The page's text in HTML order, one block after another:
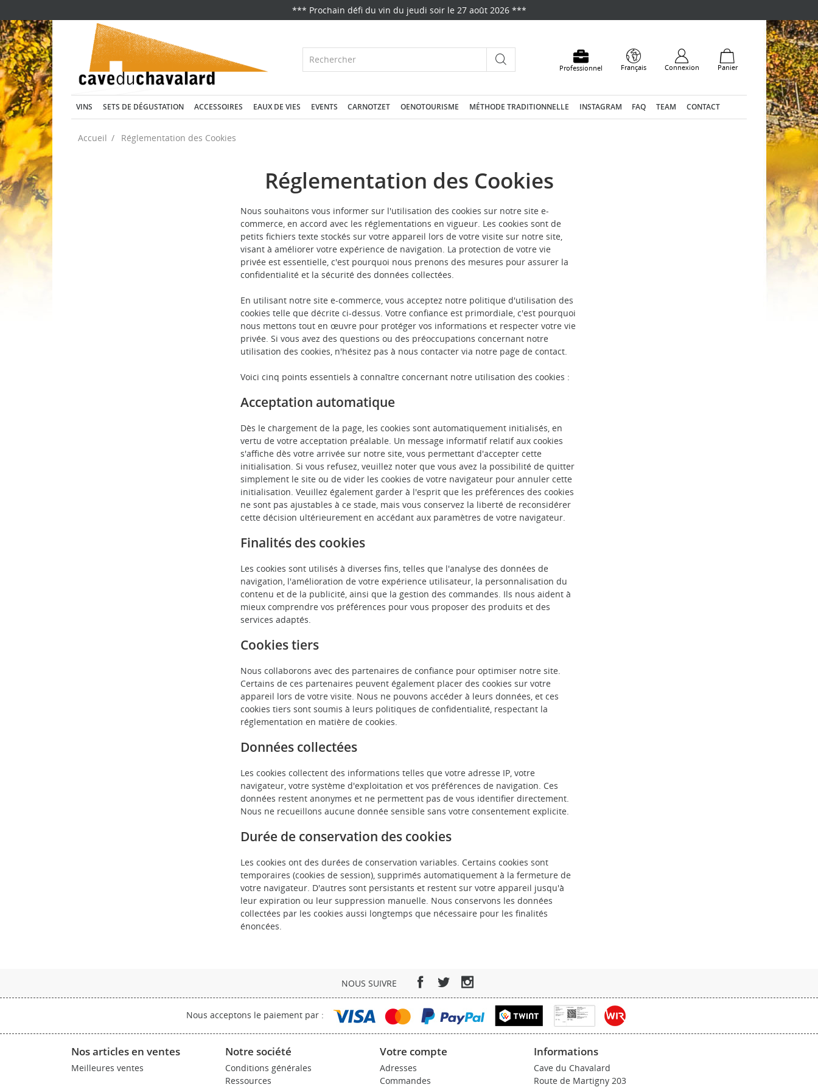
*** Prochain défi du vin du jeudi soir le 27 août 2026 ***
Rechercher
Panier
Connexion
Français
Professionnel
VINS SETS DE DÉGUSTATION ACCESSOIRES EAUX DE VIES EVENTS CARNOTZET OENOTOURISME MÉTHODE TRADITIONNELLE INSTAGRAM FAQ TEAM CONTACT
Accueil Réglementation des Cookies
Réglementation des Cookies
Nous souhaitons vous informer sur l'utilisation des cookies sur notre site e-
commerce, en accord avec les réglementations en vigueur. Les cookies sont de
petits fichiers texte stockés sur votre appareil lors de votre visite sur notre site,
visant à améliorer votre expérience de navigation. La protection de votre vie
privée est essentielle, c'est pourquoi nous prenons des mesures pour assurer la
confidentialité et la sécurité des données collectées.
En utilisant notre site e-commerce, vous acceptez notre politique d'utilisation des
cookies telle que décrite ci-dessus. Votre confiance est primordiale, c'est pourquoi
nous mettons tout en œuvre pour protéger vos informations et respecter votre vie
privée. Si vous avez des questions ou des préoccupations concernant notre
utilisation des cookies, n'hésitez pas à nous contacter via notre page de contact.
Voici cinq points essentiels à connaître concernant notre utilisation des cookies :
Acceptation automatique
Dès le chargement de la page, les cookies sont automatiquement initialisés, en
vertu de votre acceptation préalable. Un message informatif relatif aux cookies
s'affiche dès votre arrivée sur notre site, vous permettant d'accepter cette
initialisation. Si vous refusez, veuillez noter que vous avez la possibilité de quitter
simplement le site ou de vider les cookies de votre navigateur pour annuler cette
initialisation. Veuillez également garder à l'esprit que les préférences des cookies
ne sont pas ajustables à ce stade, mais vous conservez la liberté de reconsidérer
cette décision ultérieurement en accédant aux paramètres de votre navigateur.
Finalités des cookies
Les cookies sont utilisés à diverses fins, telles que l'analyse des données de
navigation, l'amélioration de votre expérience utilisateur, la personnalisation du
contenu et de la publicité, ainsi que la gestion des commandes. Ils nous aident à
mieux comprendre vos préférences pour vous proposer des produits et des
services adaptés.
Cookies tiers
Nous collaborons avec des partenaires de confiance pour optimiser notre site.
Certains de ces partenaires peuvent également placer des cookies sur votre
appareil lors de votre visite. Nous ne pouvons accéder à leurs données, et ces
cookies tiers sont soumis à leurs politiques de confidentialité, respectant la
réglementation en matière de cookies.
Données collectées
Les cookies collectent des informations telles que votre adresse IP, votre
navigateur, votre système d'exploitation et vos préférences de navigation. Ces
données restent anonymes et ne permettent pas de vous identifier directement.
Nous ne recueillons aucune donnée sensible sans votre consentement explicite.
Durée de conservation des cookies
Les cookies ont des durées de conservation variables. Certains cookies sont
temporaires (cookies de session), supprimés automatiquement à la fermeture de
votre navigateur. D'autres sont persistants et restent sur votre appareil jusqu'à
leur expiration ou leur suppression manuelle. Nous conservons les données
collectées par les cookies aussi longtemps que nécessaire pour les finalités
énoncées.
NOUS SUIVRE Facebook
TwitterInstagram
Nous acceptons le paiement par :
Nos articles en ventes
Meilleures ventes
Notre société
Conditions générales
Ressources
Votre compte
Adresses
Commandes
Informations
Cave du Chavalard
Route de Martigny 203